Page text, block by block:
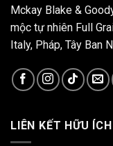
Mckay Blake &
mộc tự nhiên Full
Italy, Pháp, Tây Ban
LIÊN KẾT HỮU ÍCH